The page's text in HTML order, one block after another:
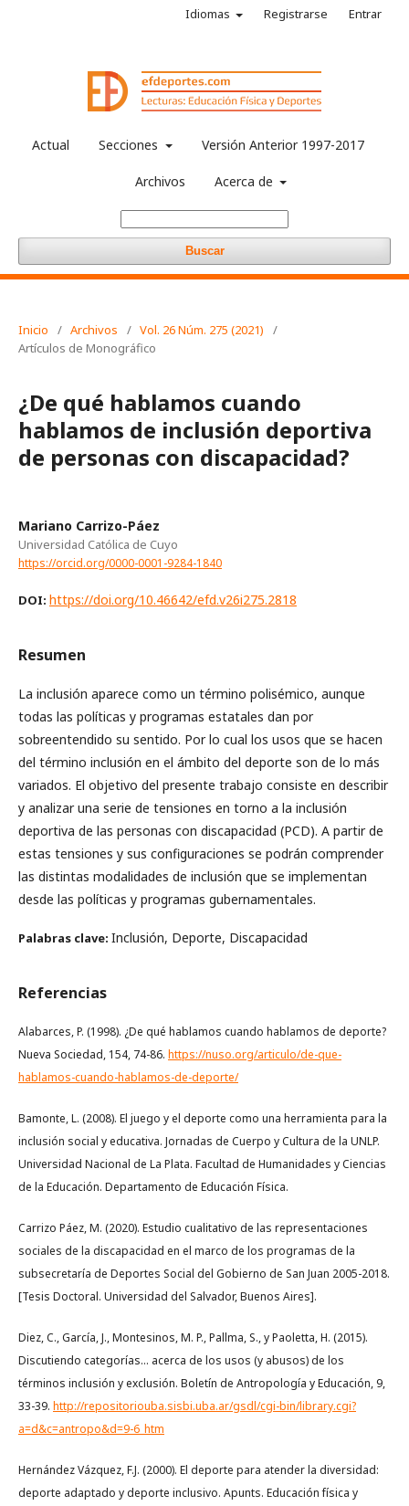
Actual Secciones Versión Anterior 1997-2017
Archivos Acerca de
Buscar
Idiomas Registrarse Entrar
Inicio / Archivos / Vol. 26 Núm. 275 (2021)
/
Artículos de Monográfico
¿De qué hablamos cuando
hablamos de inclusión deportiva
de personas con discapacidad?
Mariano Carrizo-Páez
Universidad Católica de Cuyo
https://orcid.org/0000-0001-9284-1840
DOI: https://doi.org/10.46642/efd.v26i275.2818
Resumen
La inclusión aparece como un término polisémico, aunque
todas las políticas y programas estatales dan por
sobreentendido su sentido. Por lo cual los usos que se hacen
del término inclusión en el ámbito del deporte son de lo más
variados. El objetivo del presente trabajo consiste en describir
y analizar una serie de tensiones en torno a la inclusión
deportiva de las personas con discapacidad (PCD). A partir de
estas tensiones y sus configuraciones se podrán comprender
las distintas modalidades de inclusión que se implementan
desde las políticas y programas gubernamentales.
Palabras clave: Inclusión, Deporte, Discapacidad
Referencias
Alabarces, P. (1998). ¿De qué hablamos cuando hablamos de deporte?
Nueva Sociedad, 154, 74-86. https://nuso.org/articulo/de-que-
hablamos-cuando-hablamos-de-deporte/
Bamonte, L. (2008). El juego y el deporte como una herramienta para la
inclusión social y educativa. Jornadas de Cuerpo y Cultura de la UNLP.
Universidad Nacional de La Plata. Facultad de Humanidades y Ciencias
de la Educación. Departamento de Educación Física.
Carrizo Páez, M. (2020). Estudio cualitativo de las representaciones
sociales de la discapacidad en el marco de los programas de la
subsecretaría de Deportes Social del Gobierno de San Juan 2005-2018.
[Tesis Doctoral. Universidad del Salvador, Buenos Aires].
Diez, C., García, J., Montesinos, M. P., Pallma, S., y Paoletta, H. (2015).
Discutiendo categorías... acerca de los usos (y abusos) de los
términos inclusión y exclusión. Boletín de Antropología y Educación, 9,
33-39. http://repositoriouba.sisbi.uba.ar/gsdl/cgi-bin/library.cgi?
a=d&c=antropo&d=9-6_htm
Hernández Vázquez, F.J. (2000). El deporte para atender la diversidad:
deporte adaptado y deporte inclusivo. Apunts. Educación física y